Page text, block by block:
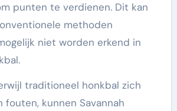
punten te verdienen. Dit kan
methoden
niet worden erkend in
traditioneel honkbal zich
kunnen Savannah